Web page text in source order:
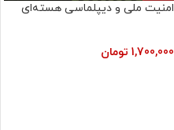
امنیت ملی و دیپلماسی هسته‌ای
1,700,000 تومان